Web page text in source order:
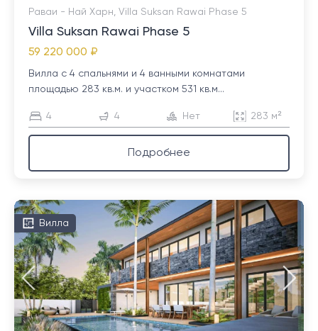
Раваи - Най Харн, Villa Suksan Rawai Phase 5
Villa Suksan Rawai Phase 5
59 220 000 ₽
Вилла с 4 спальнями и 4 ванными комнатами
площадью 283 кв.м. и участком 531 кв.м...
4 4 Нет 283 м²
Подробнее
Вилла